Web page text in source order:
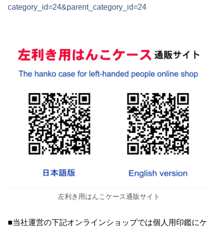
category_id=24&parent_category_id=24
左利き用はんこケース通販サイト
■当社運営の下記オンラインショップでは個人用印鑑にケ